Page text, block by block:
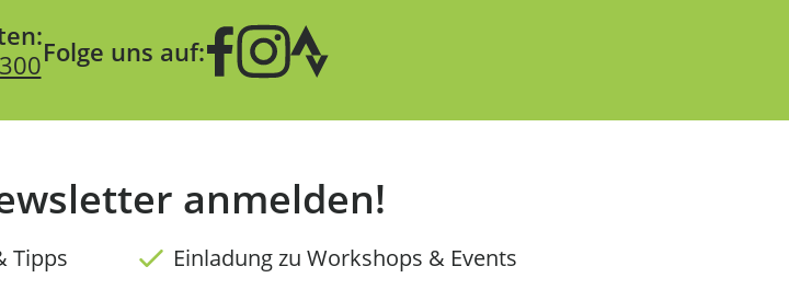
Folge uns auf:
anmelden!
Tipps Einladung zu Workshops & Events